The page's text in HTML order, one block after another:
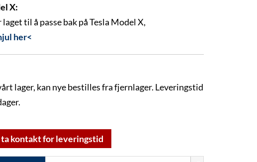
X:
til å passe bak på Tesla Model X,
her<
lager, kan nye bestilles fra fjernlager. Leveringstid
ta kontakt for leveringstid